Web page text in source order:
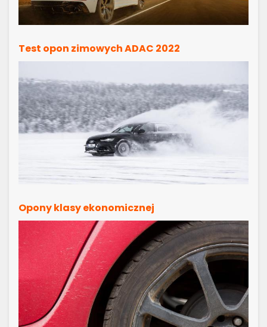
Test opon zimowych ADAC 2022
Opony klasy ekonomicznej